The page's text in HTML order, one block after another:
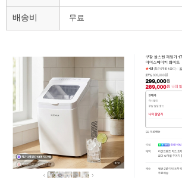
배송비 무료